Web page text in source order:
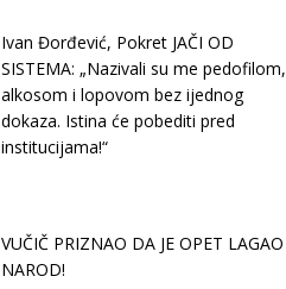
Ivan Đorđević, Pokret JAČI OD
SISTEMA: „Nazivali su me pedofilom,
alkosom i lopovom bez ijednog
dokaza. Istina će pobediti pred
institucijama!“
VUČIČ PRIZNAO DA JE OPET LAGAO
NAROD!